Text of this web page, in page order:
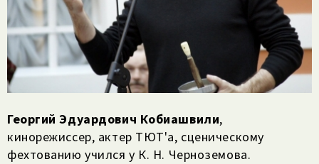
Георгий Эдуардович Кобиашвили,
кинорежиссер, актер ТЮТ'а, сценическому
фехтованию учился у К. Н. Черноземова.